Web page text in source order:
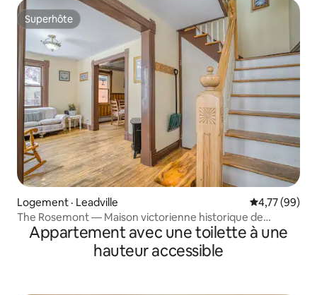
Superhôte
Superhôte
Logement · Leadville Note
4,77 (99)
The Rosemont — Maison victorienne historique de
Leadville avec L
Appartement avec une toilette à une
hauteur accessible